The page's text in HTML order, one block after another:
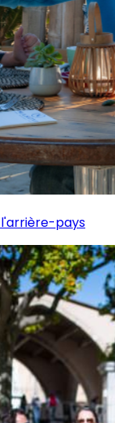
l'arrière-pays